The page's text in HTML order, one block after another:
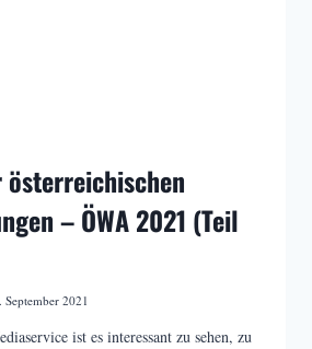
österreichischen
– ÖWA 2021 (Teil
September 2021
ist es interessant zu sehen, zu